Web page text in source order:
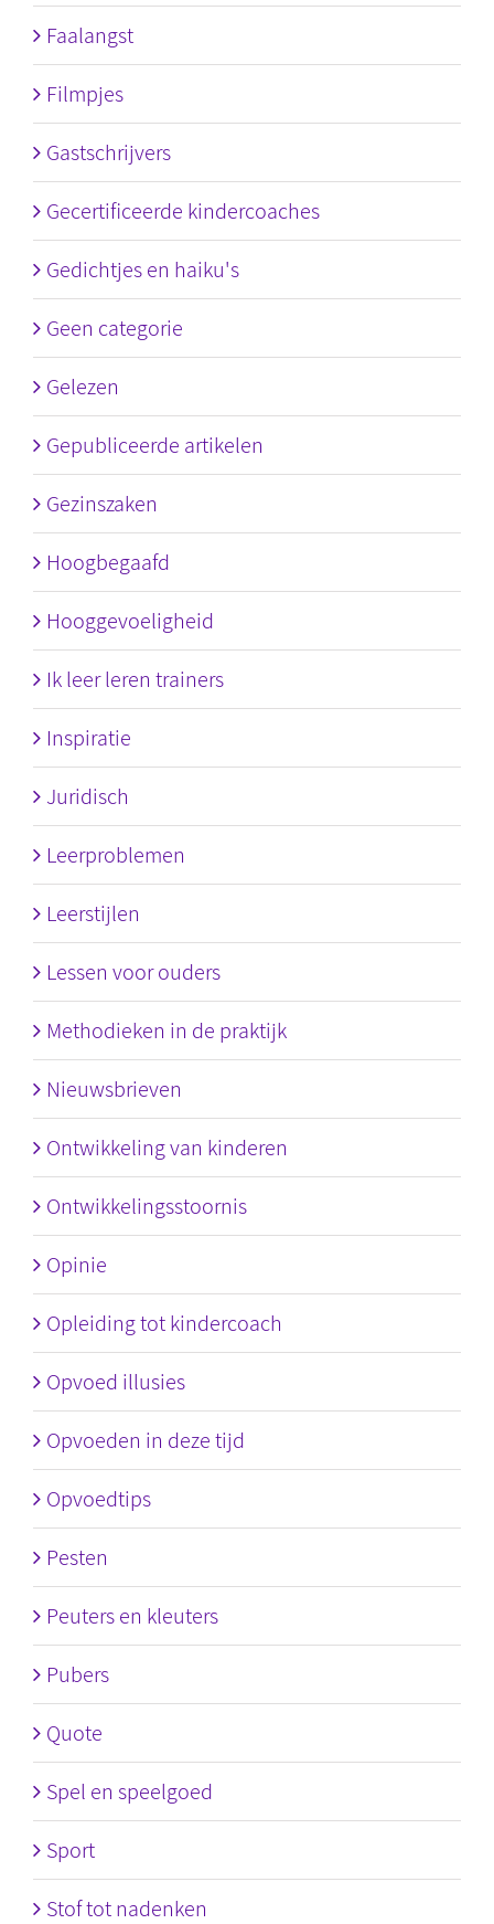
Faalangst
Filmpjes
Gastschrijvers
Gecertificeerde kindercoaches
Gedichtjes en haiku's
Geen categorie
Gelezen
Gepubliceerde artikelen
Gezinszaken
Hoogbegaafd
Hooggevoeligheid
Ik leer leren trainers
Inspiratie
Juridisch
Leerproblemen
Leerstijlen
Lessen voor ouders
Methodieken in de praktijk
Nieuwsbrieven
Ontwikkeling van kinderen
Ontwikkelingsstoornis
Opinie
Opleiding tot kindercoach
Opvoed illusies
Opvoeden in deze tijd
Opvoedtips
Pesten
Peuters en kleuters
Pubers
Quote
Spel en speelgoed
Sport
Stof tot nadenken